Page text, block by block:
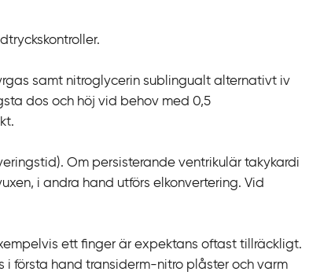
samt nitroglycerin sublingualt alternativt iv
dos och höj vid behov med 0,5
Om persisterande ventrikulär takykardi
i andra hand utförs elkonvertering. Vid
ett finger är expektans oftast tillräckligt.
i första hand transiderm-nitro plåster och varm